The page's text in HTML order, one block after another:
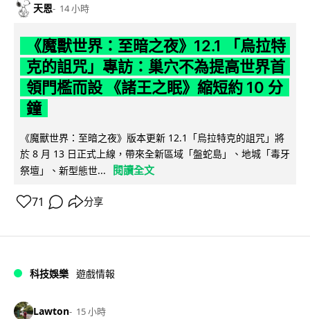
天恩 14 小時
《魔獸世界：至暗之夜》12.1 「烏拉特
克的詛咒」專訪：巢穴不為提高世界首
領門檻而設 《諸王之眠》縮短約 10 分
鐘
《魔獸世界：至暗之夜》版本更新 12.1「烏拉特克的詛咒」將
於 8 月 13 日正式上線，帶來全新區域「盤蛇島」、地城「毒牙
祭壇」、新型態世...
閱讀全文
71 分享
科技娛樂 遊戲情報
Lawton 15 小時